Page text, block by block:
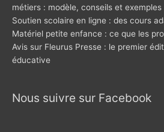
métiers : modèle, conseils et exemples
Soutien scolaire en ligne : des cours
Matériel petite enfance : ce que les
Avis sur Fleurus Presse : le premier
éducative
Nous suivre sur Facebook